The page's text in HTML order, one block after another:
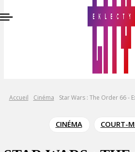
Accueil Cinéma Star Wars : The Order 66 -
CINÉMA COURT-